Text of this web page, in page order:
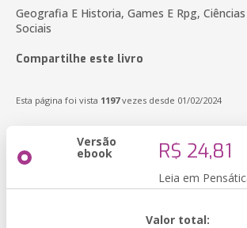
Geografia E Historia, Games E Rpg,
Sociais
Compartilhe este livro
Esta página foi vista 1197vezes desde 01/02/2024
Versão
ebook R$ 24,81
Leia em
Valor total: